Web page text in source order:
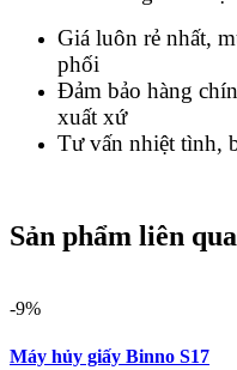
Giá luôn rẻ nhất,
phối
Đảm bảo hàng
xuất xứ
Tư vấn nhiệt tình,
Sản phẩm liên
-9%
Máy hủy giấy Binno S17